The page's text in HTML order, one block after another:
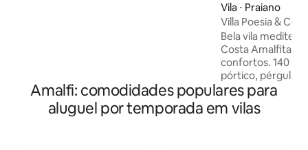
encantador e subir uma escada ladeada
por canteiros de flores brancas, você
entra no primeiro terraço/solário
Vila ⋅ Praiano
Villa Poesia &
estadia
Bela vila
Costa Amalfitana,
confortos. 140
pórtico, pérgula,
chegar à vila há
consecutivos,
por pistas
Amalfi: comodidades populares para
aluguel por temporada em vilas